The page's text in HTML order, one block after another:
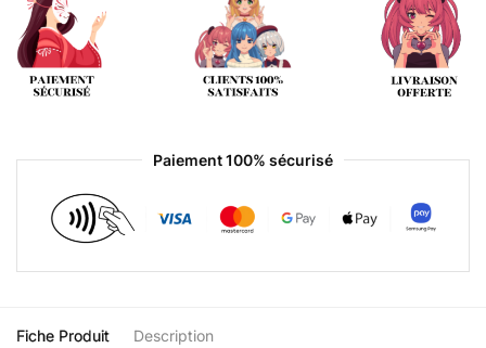
Paiement 100% sécurisé
Fiche Produit Description